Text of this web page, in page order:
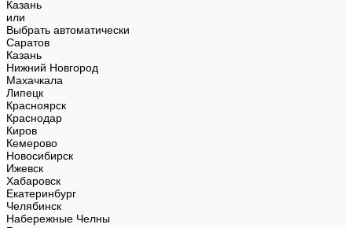
Казань
или
Выбрать автоматически
Саратов
Казань
Нижний Новгород
Махачкала
Липецк
Красноярск
Краснодар
Киров
Кемерово
Новосибирск
Ижевск
Хабаровск
Екатеринбург
Челябинск
Набережные Челны